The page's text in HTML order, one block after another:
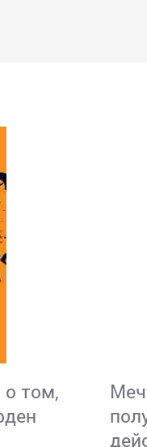
о том,